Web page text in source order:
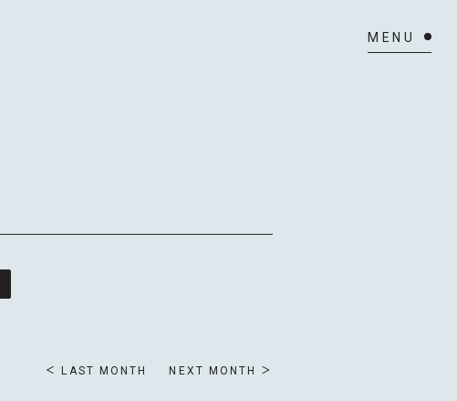
LAST MONTH NEXT MONTH